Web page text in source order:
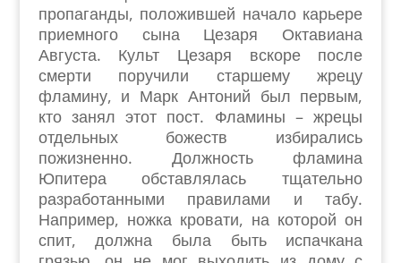
пропаганды, положившей начало карьере
приемного сына Цезаря Октавиана
Августа. Культ Цезаря вскоре после
смерти поручили старшему жрецу
фламину, и Марк Антоний был первым,
кто занял этот пост. Фламины – жрецы
отдельных божеств избирались
пожизненно. Должность фламина
Юпитера обставлялась тщательно
разработанными правилами и табу.
Например, ножка кровати, на которой он
спит, должна была быть испачкана